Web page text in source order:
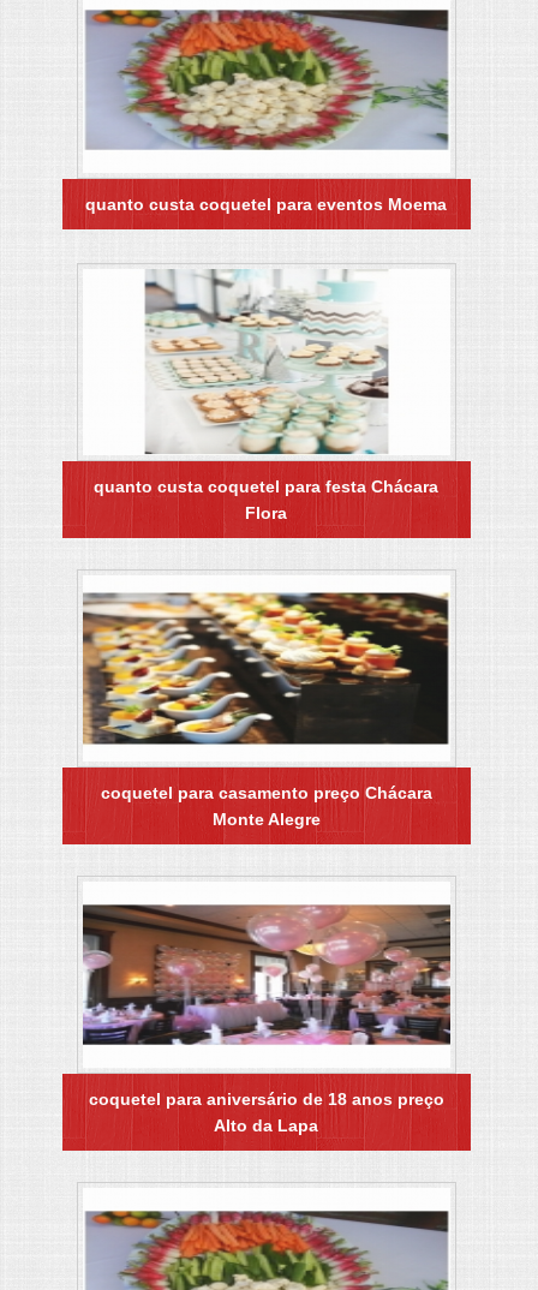
quanto custa coquetel para eventos Moema
quanto custa coquetel para festa Chácara
Flora
coquetel para casamento preço Chácara
Monte Alegre
coquetel para aniversário de 18 anos preço
Alto da Lapa